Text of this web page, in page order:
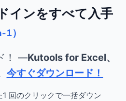
インをすべて入手
）
！ ―Kutools for Excel、
今すぐダウンロード！
回のクリックで一括ダウン